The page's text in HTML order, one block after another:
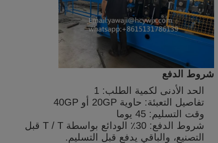
شروط الدفع
الحد الأدنى لكمية الطلب: 1
تفاصيل التعبئة: حاوية 20GP أو 40GP
وقت التسليم: 45 يوما
شروط الدفع: 30٪ الودائع بواسطة T / T قبل
التصنيع، والباقي يدفع قبل التسليم.